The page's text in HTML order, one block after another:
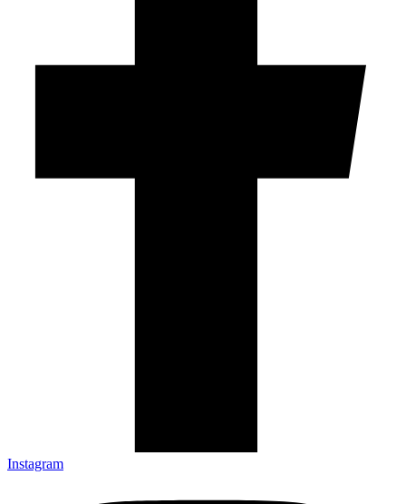
Instagram